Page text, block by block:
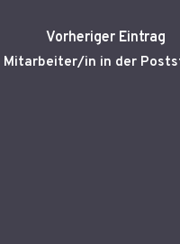
Vorheriger Eintrag
Mitarbeiter/in in der